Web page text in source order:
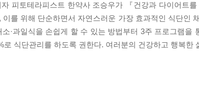
피토테라피스트 한약사 조승우가 『건강과 다이어트
를 위해 단순하면서 자연스러운 가장 효과적인 식단인
·과일식을 손쉽게 할 수 있는 방법부터 3주 프로그램을
식단관리를 하도록 권한다. 여러분의 건강하고 행복한